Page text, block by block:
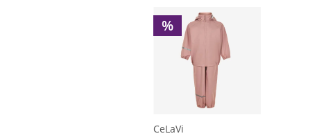
%
CeLaVi